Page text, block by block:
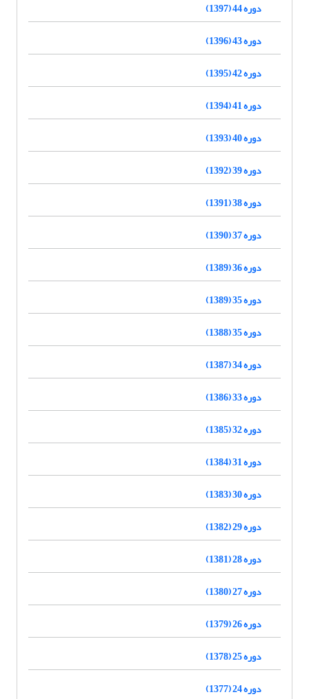
دوره 44 (1397)
دوره 43 (1396)
دوره 42 (1395)
دوره 41 (1394)
دوره 40 (1393)
دوره 39 (1392)
دوره 38 (1391)
دوره 37 (1390)
دوره 36 (1389)
دوره 35 (1389)
دوره 35 (1388)
دوره 34 (1387)
دوره 33 (1386)
دوره 32 (1385)
دوره 31 (1384)
دوره 30 (1383)
دوره 29 (1382)
دوره 28 (1381)
دوره 27 (1380)
دوره 26 (1379)
دوره 25 (1378)
دوره 24 (1377)